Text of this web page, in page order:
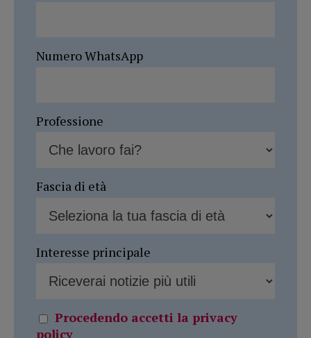
Numero WhatsApp
Professione
Fascia di età
Interesse principale
Procedendo accetti la privacy
policy